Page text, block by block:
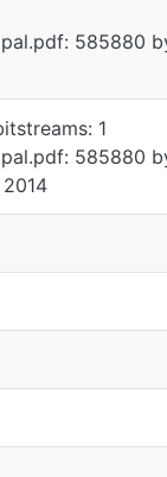
585880
1
585880